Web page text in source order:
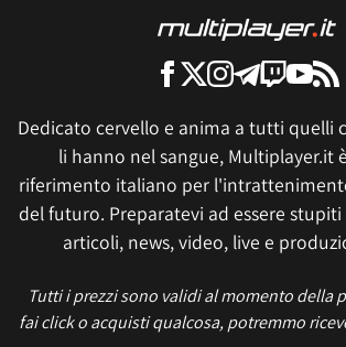
Dedicato cervello e anima a tutti quelli
li hanno nel sangue, Multiplayer.it
riferimento italiano per
del futuro. Preparatevi ad essere
articoli, news, video, live e
Tutti i prezzi sono validi al momento della
fai click o acquisti qualcosa, potremmo